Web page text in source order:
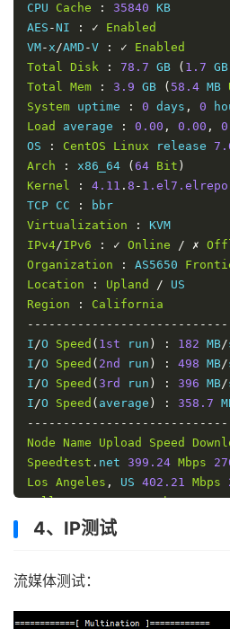
CPU Cache : 35840 KB
AES -NI : ✓
Enabled
VM-x/AMD -V : ✓
Enabled
Total Disk : 78.7 GB ( 1.7 GB
Total Mem : 3.9 GB ( 58.4 MB
System uptime : 0 days , 0
Load
average : 0.00 , 0.00 ,
OS
: CentOS Linux release
Arch
: x86_64 ( 64 Bit )
Kernel
: 4.11 . 8 - 1.el7.elrepo
TCP CC
:
Virtualization
:
IPv4/IPv6 : ✓ Online / ✗
Organization
: AS5650
Location
: Upland /
Region
:
California
I/O Speed ( 1st run ) : 182 MB/
I/O Speed ( 2nd run ) : 498 MB/
I/O Speed ( 3rd run ) : 396 MB/
I/O Speed ( average ) : 358.7
Node Name Upload Speed
Speedtest . net 399.24 Mbps
Los Angeles , US 402.21 Mbps
Dallas, US 383.82 Mbps
Montreal, CA
Hongkong,
Singapore, SG 188.38 Mbps
4、IP测试
流媒体测试：